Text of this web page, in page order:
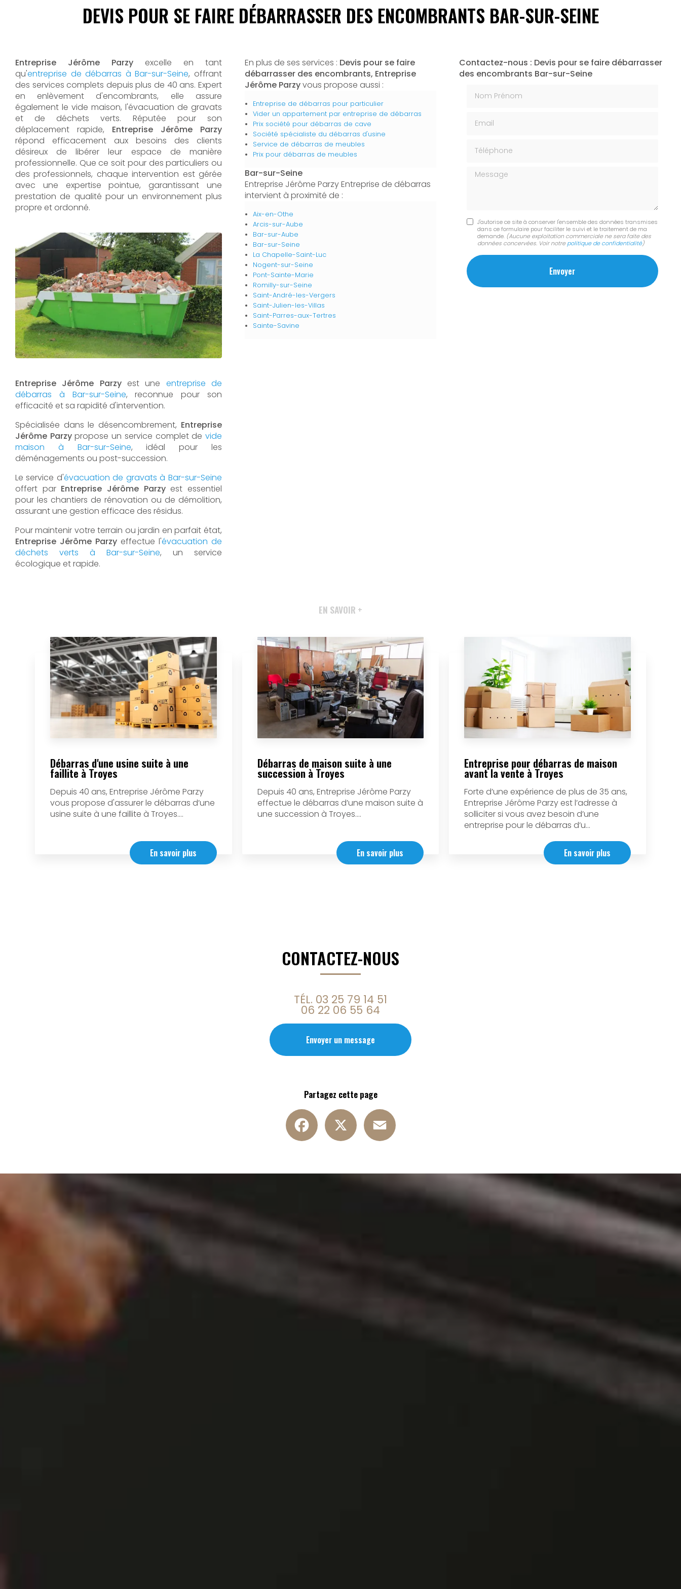
DEVIS POUR SE FAIRE DÉBARRASSER DES ENCOMBRANTS BAR-SUR-SEINE
Entreprise Jérôme Parzy excelle en tant
qu'entreprise de débarras à Bar-sur-Seine, offrant
des services complets depuis plus de 40 ans. Expert
en enlèvement d'encombrants, elle assure
également le vide maison, l'évacuation de gravats
et de déchets verts. Réputée pour son
déplacement rapide, Entreprise Jérôme Parzy
répond efficacement aux besoins des clients
désireux de libérer leur espace de manière
professionnelle. Que ce soit pour des particuliers ou
des professionnels, chaque intervention est gérée
avec une expertise pointue, garantissant une
prestation de qualité pour un environnement plus
propre et ordonné.
Entreprise Jérôme Parzyest une entreprise de
débarras à Bar-sur-Seine, reconnue pour son
efficacité et sa rapidité d'intervention.
Spécialisée dans le désencombrement, Entreprise
Jérôme Parzypropose un service complet de vide
maison à Bar-sur-Seine, idéal pour les
déménagements ou post-succession.
Le service d'évacuation de gravats à Bar-sur-Seine
offert par Entreprise Jérôme Parzyest essentiel
pour les chantiers de rénovation ou de démolition,
assurant une gestion efficace des résidus.
Pour maintenir votre terrain ou jardin en parfait état,
Entreprise Jérôme Parzy effectue l'évacuation de
déchets verts à Bar-sur-Seine, un service
écologique et rapide.
En plus de ses services : Devis pour se faire
débarrasser des encombrants, Entreprise
Jérôme Parzyvous propose aussi :
Entreprise de débarras pour particulier
Vider un appartement par entreprise de débarras
Prix société pour débarras de cave
Société spécialiste du débarras d'usine
Service de débarras de meubles
Prix pour débarras de meubles
Bar-sur-Seine
Entreprise Jérôme Parzy Entreprise de débarras
intervient à proximité de :
Aix-en-Othe
Arcis-sur-Aube
Bar-sur-Aube
Bar-sur-Seine
La Chapelle-Saint-Luc
Nogent-sur-Seine
Pont-Sainte-Marie
Romilly-sur-Seine
Saint-André-les-Vergers
Saint-Julien-les-Villas
Saint-Parres-aux-Tertres
Sainte-Savine
Contactez-nous : Devis pour se faire débarrasser
des encombrants Bar-sur-Seine
Message
J'autorise ce site à conserver l'ensemble des données transmises
dans ce formulaire pour faciliter le suivi et le traitement de ma
demande. (Aucune exploitation commerciale ne sera faite des
données concervées. Voir notre politique de confidentialité)
EN SAVOIR +
Débarras d'une usine suite à une
faillite à Troyes
Depuis 40 ans, Entreprise Jérôme Parzy
vous propose d'assurer le débarras d’une
usine suite à une faillite à Troyes....
En savoir plus
Débarras de maison suite à une
succession à Troyes
Depuis 40 ans, Entreprise Jérôme Parzy
effectue le débarras d’une maison suite à
une succession à Troyes....
En savoir plus
Entreprise pour débarras de maison
avant la vente à Troyes
Forte d’une expérience de plus de 35 ans,
Entreprise Jérôme Parzy est l’adresse à
solliciter si vous avez besoin d’une
entreprise pour le débarras d’u...
En savoir plus
CONTACTEZ-NOUS
TÉL. 03 25 79 14 51
06 22 06 55 64
Envoyer un message
Partagez cette page
Facebook